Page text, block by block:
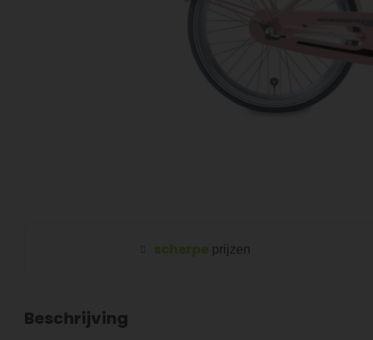
scherpeprijzen
Beschrijving